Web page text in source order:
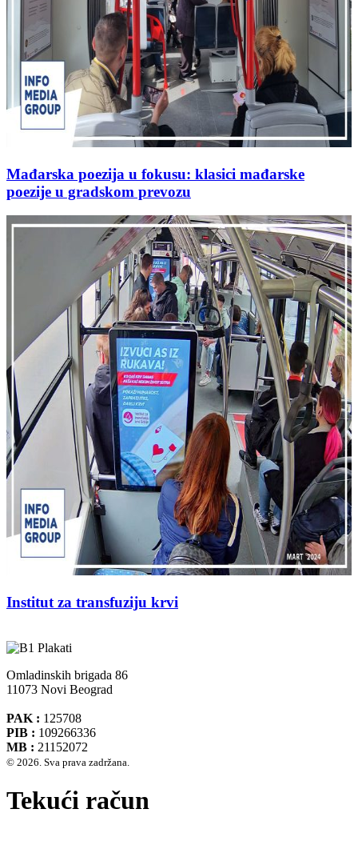
Mađarska poezija u fokusu: klasici mađarske
poezije u gradskom prevozu
Institut za transfuziju krvi
Omladinskih brigada 86
11073 Novi Beograd
PAK : 125708
PIB : 109266336
MB : 21152072
© 2026. Sva prava zadržana.
Tekući račun